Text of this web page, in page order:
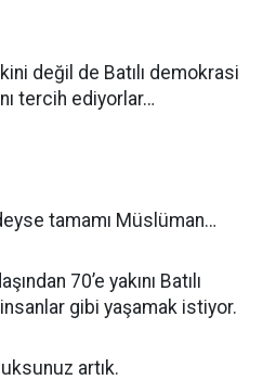
değil de Batılı demokrasi
tercih ediyorlar…
tamamı Müslüman…
70’e yakını Batılı
gibi yaşamak istiyor.
artık.